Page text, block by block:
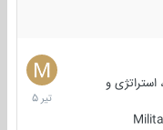
و
27
تیر
1405